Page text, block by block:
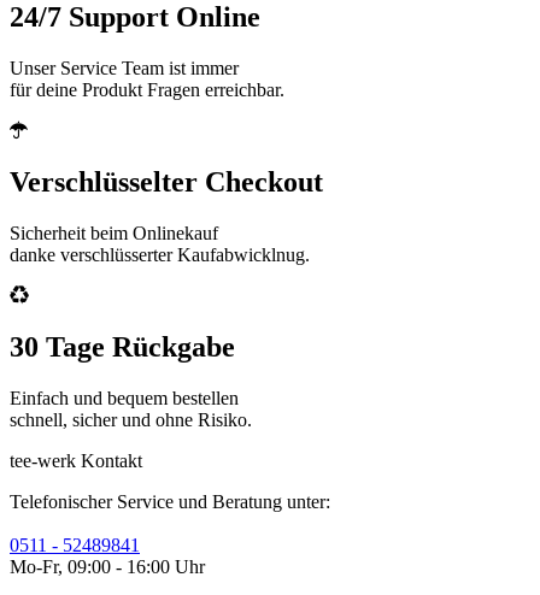
24/7 Support Online
Unser Service Team ist immer
für deine Produkt Fragen erreichbar.
Verschlüsselter Checkout
Sicherheit beim Onlinekauf
danke verschlüsserter Kaufabwicklnug.
30 Tage Rückgabe
Einfach und bequem bestellen
schnell, sicher und ohne Risiko.
tee-werk Kontakt
Telefonischer Service und Beratung unter:
0511 - 52489841
Mo-Fr, 09:00 - 16:00 Uhr